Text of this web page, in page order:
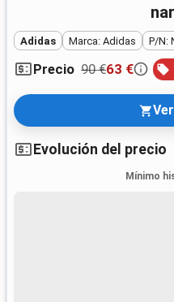
Adidas Marca: Adidas P/N:
Precio 90 €63 €
Evolución del precio
Mínimo